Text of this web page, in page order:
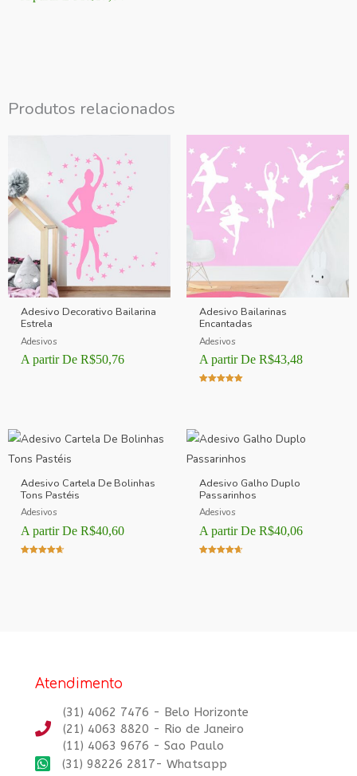
Produtos relacionados
Adesivo Decorativo Bailarina
Estrela
Adesivos
A partir De R$50,76
Adesivo Bailarinas
Encantadas
Adesivos
A partir De R$43,48
Adesivo Cartela De Bolinhas
Tons Pastéis
Adesivos
A partir De R$40,60
Adesivo Galho Duplo
Passarinhos
Adesivos
A partir De R$40,06
Atendimento
(31) 4062 7476 - Belo Horizonte
(21) 4063 8820 - Rio de Janeiro
(11) 4063 9676 - Sao Paulo
(31) 98226 2817- Whatsapp